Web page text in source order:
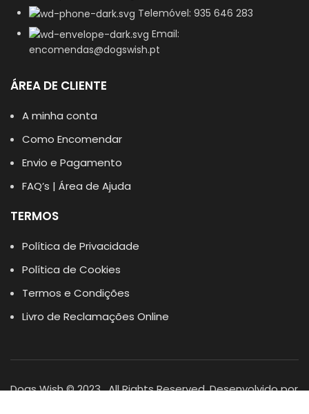
Telemóvel: 935 646 283
Email:
encomendas@dogswish.pt
ÁREA DE CLIENTE
A minha conta
Como Encomendar
Envio e Pagamento
FAQ’s | Área de Ajuda
TERMOS
Política de Privacidade
Política de Cookies
Termos e Condições
Livro de Reclamações Online
Dogs Wish © 2023 . All Rights Reserved. Desenvolvido por